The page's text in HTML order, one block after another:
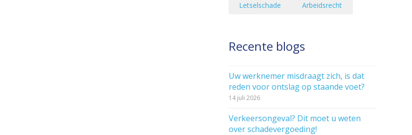
Letselschade
Arbeidsrecht
Recente blogs
Uw werknemer misdraagt zich, is dat
reden voor ontslag op staande voet?
14 juli 2026
Verkeersongeval? Dit moet u weten
over schadevergoeding!